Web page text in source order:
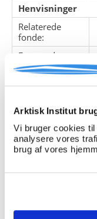
Arktisk Institut
Vi bruger cookies
analysere vores
brug af vores
Henvisninger
Relaterede
fonde:
Emneord:
Personer:
ARKIVFONDEN
Pakke
nr.
Løbe
1
1